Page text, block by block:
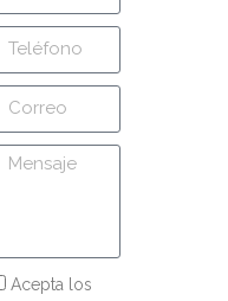
Acepta los